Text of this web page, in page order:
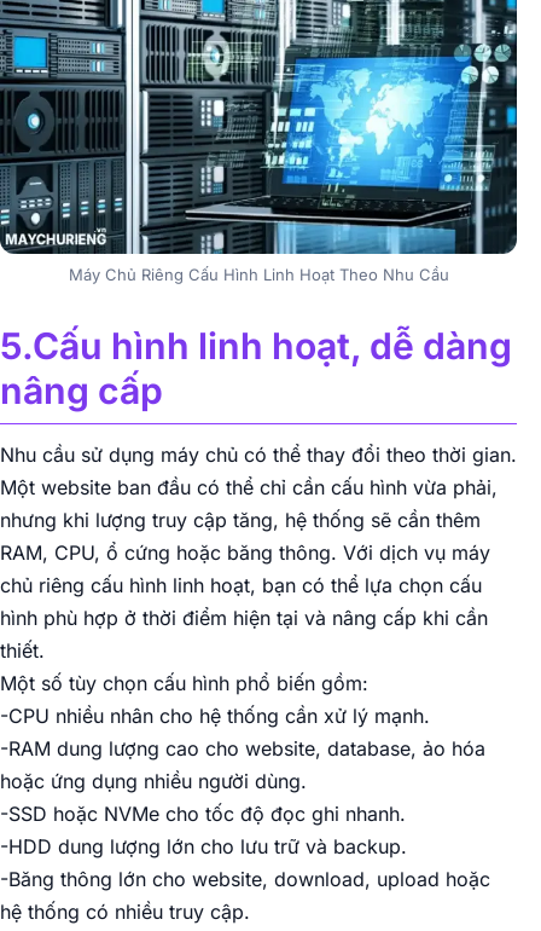
Máy Chủ Riêng Cấu Hình Linh Hoạt Theo Nhu Cầu
5.Cấu hình linh hoạt, dễ dàng
nâng cấp
Nhu cầu sử dụng máy chủ có thể thay đổi theo thời gian.
Một website ban đầu có thể chỉ cần cấu hình vừa phải,
nhưng khi lượng truy cập tăng, hệ thống sẽ cần thêm
RAM, CPU, ổ cứng hoặc băng thông. Với dịch vụ máy
chủ riêng cấu hình linh hoạt, bạn có thể lựa chọn cấu
hình phù hợp ở thời điểm hiện tại và nâng cấp khi cần
thiết.
Một số tùy chọn cấu hình phổ biến gồm:
-CPU nhiều nhân cho hệ thống cần xử lý mạnh.
-RAM dung lượng cao cho website, database, ảo hóa
hoặc ứng dụng nhiều người dùng.
-SSD hoặc NVMe cho tốc độ đọc ghi nhanh.
-HDD dung lượng lớn cho lưu trữ và backup.
-Băng thông lớn cho website, download, upload hoặc
hệ thống có nhiều truy cập.